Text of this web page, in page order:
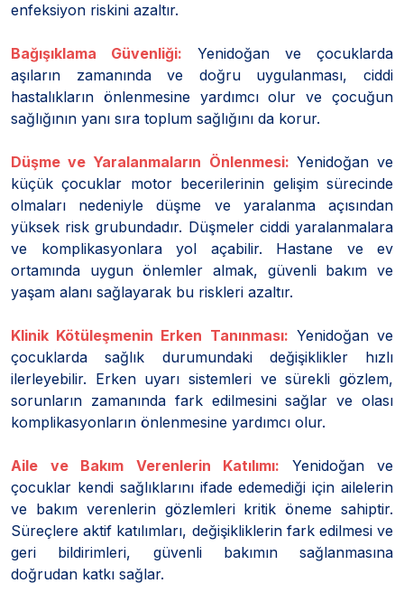
enfeksiyon riskini azaltır.
Bağışıklama Güvenliği: Yenidoğan ve çocuklarda
aşıların zamanında ve doğru uygulanması, ciddi
hastalıkların önlenmesine yardımcı olur ve çocuğun
sağlığının yanı sıra toplum sağlığını da korur.
Düşme ve Yaralanmaların Önlenmesi: Yenidoğan ve
küçük çocuklar motor becerilerinin gelişim sürecinde
olmaları nedeniyle düşme ve yaralanma açısından
yüksek risk grubundadır. Düşmeler ciddi yaralanmalara
ve komplikasyonlara yol açabilir. Hastane ve ev
ortamında uygun önlemler almak, güvenli bakım ve
yaşam alanı sağlayarak bu riskleri azaltır.
Klinik Kötüleşmenin Erken Tanınması: Yenidoğan ve
çocuklarda sağlık durumundaki değişiklikler hızlı
ilerleyebilir. Erken uyarı sistemleri ve sürekli gözlem,
sorunların zamanında fark edilmesini sağlar ve olası
komplikasyonların önlenmesine yardımcı olur.
Aile ve Bakım Verenlerin Katılımı: Yenidoğan ve
çocuklar kendi sağlıklarını ifade edemediği için ailelerin
ve bakım verenlerin gözlemleri kritik öneme sahiptir.
Süreçlere aktif katılımları, değişikliklerin fark edilmesi ve
geri bildirimleri, güvenli bakımın sağlanmasına
doğrudan katkı sağlar.